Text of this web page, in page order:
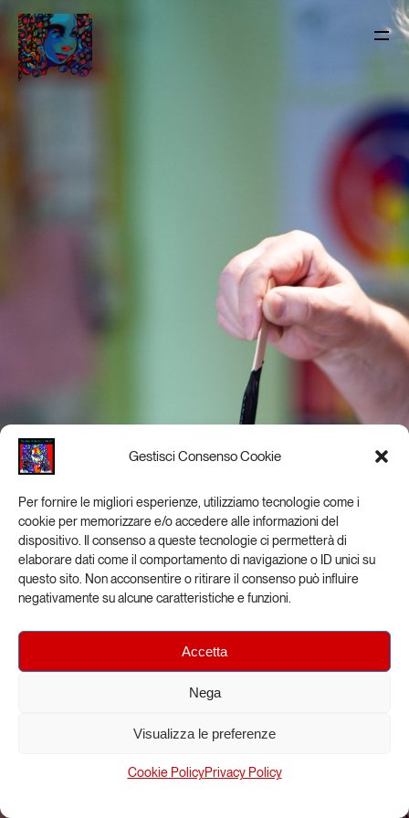
Gestisci Consenso Cookie
Per fornire le migliori esperienze, utilizziamo tecnologie come i
cookie per memorizzare e/o accedere alle informazioni del
dispositivo. Il consenso a queste tecnologie ci permetterà di
elaborare dati come il comportamento di navigazione o ID unici su
questo sito. Non acconsentire o ritirare il consenso può influire
negativamente su alcune caratteristiche e funzioni.
Accetta
Nega
Visualizza le preferenze
Cookie PolicyPrivacy Policy
I corsi
del mio studio in via Nerino 8